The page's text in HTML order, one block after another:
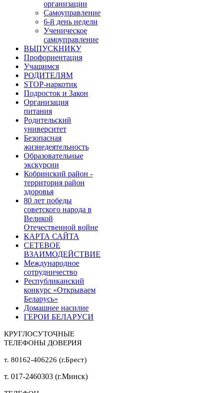
организации
Самоуправление
6-й день недели
Ученическое
самоуправление
ВЫПУСКНИКУ
Профориентация
Учащимся
РОДИТЕЛЯМ
STOP-наркотик
Подросток и Закон
Организация
питания
Родительский
университет
Безопасная
жизнедеятельность
Образовательные
экскурсии
Кобринский район -
территория район
здоровья
80 лет победы
советского народа в
Великой
Отечественной войне
КАРТА САЙТА
СЕТЕВОЕ
ВЗАИМОДЕЙСТВИЕ
Международное
сотрудничество
Республиканский
конкурс «Открываем
Беларусь»
Домашнее насилие
ГЕРОИ БЕЛАРУСИ
КРУГЛОСУТОЧНЫЕ
ТЕЛЕФОНЫ ДОВЕРИЯ
т. 80162-406226 (г.Брест)
т. 017-2460303 (г.Минск)